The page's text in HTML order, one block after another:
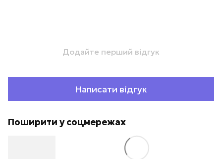
Додайте перший відгук
Написати відгук
Поширити у соцмережах